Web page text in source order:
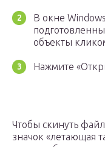
В окне
объекты
Нажмите
Чтобы скинуть
значок «летающая